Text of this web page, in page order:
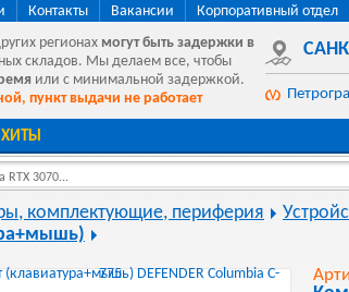
Контакты Вакансии Корпоративный отдел
регионах могут быть задержки в
складов. Мы делаем все, чтобы
или с минимальной задержкой.
пункт выдачи не работает
ХИТЫ
RTX 3070...
комплектующие, периферия